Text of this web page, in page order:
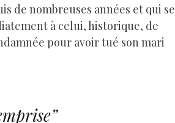
de nombreuses années et qui se
à celui, historique, de
pour avoir tué son mari